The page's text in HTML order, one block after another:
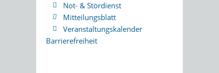
Not- & Stördienst
Mitteilungsblatt
Veranstaltungskalender
Barrierefreiheit